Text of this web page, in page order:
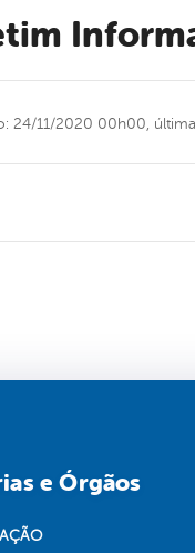
24/11/2020 00h00,
e Órgãos